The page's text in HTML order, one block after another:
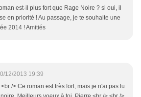
est-il plus fort que Rage Noire ? si oui, il
en priorité ! Au passage, je te souhaite une
2014 ! Amitiés
12/2013 19:39
/> Ce roman est très fort, mais je n'ai pas lu